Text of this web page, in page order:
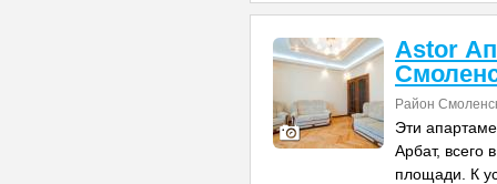
Astor
Район
Эти
Арбат, всего
площади. К